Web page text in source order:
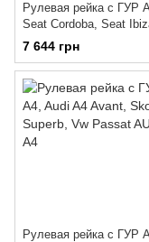
Рулевая рейка с ГУР
Seat Cordoba, Seat
Skoda Fabia, Vw Lupo,
Polo AU208R
7 644 грн
Рулевая рейка с ГУР